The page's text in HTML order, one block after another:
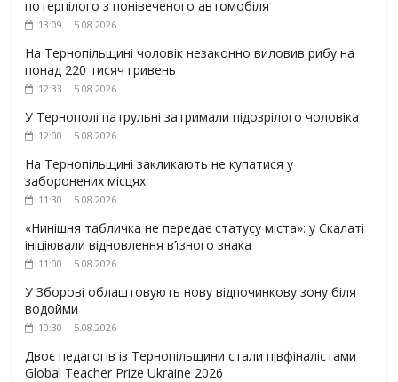
потерпілого з понівеченого автомобіля
13:09 | 5.08.2026
На Тернопільщині чоловік незаконно виловив рибу на
понад 220 тисяч гривень
12:33 | 5.08.2026
У Тернополі патрульні затримали підозрілого чоловіка
12:00 | 5.08.2026
На Тернопільщині закликають не купатися у
заборонених місцях
11:30 | 5.08.2026
«Нинішня табличка не передає статусу міста»: у Скалаті
ініціювали відновлення в’їзного знака
11:00 | 5.08.2026
У Зборові облаштовують нову відпочинкову зону біля
водойми
10:30 | 5.08.2026
Двоє педагогів із Тернопільщини стали півфіналістами
Global Teacher Prize Ukraine 2026